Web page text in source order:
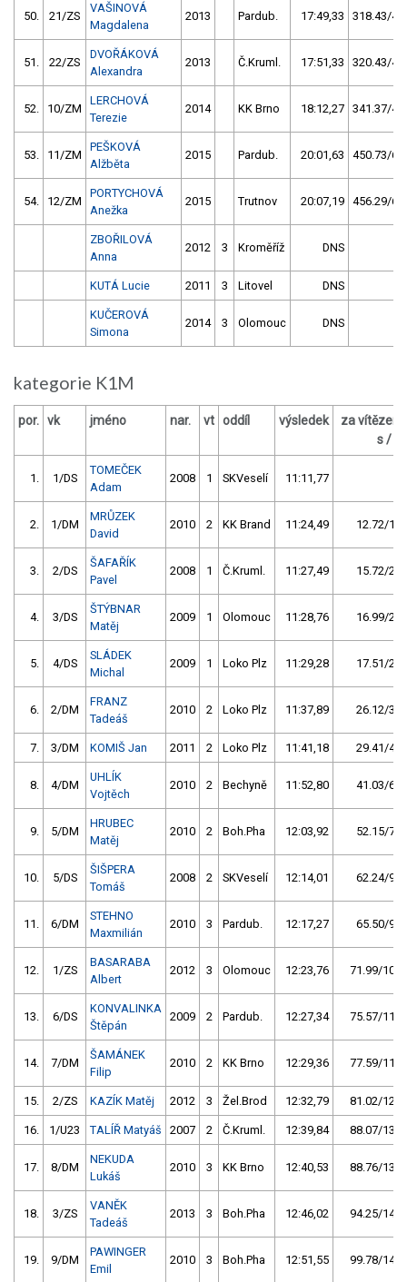
50. 21/ZS
VAŠINOVÁ
Magdalena
2013 Pardub. 17:49,33 318.43/
51. 22/ZS
DVOŘÁKOVÁ
Alexandra
2013 Č.Kruml. 17:51,33 320.43/
52. 10/ZM
LERCHOVÁ
Terezie
2014 KK Brno 18:12,27 341.37/
53. 11/ZM
PEŠKOVÁ
Alžběta
2015 Pardub. 20:01,63 450.73/
54. 12/ZM
PORTYCHOVÁ
Anežka
2015 Trutnov 20:07,19 456.29/
ZBOŘILOVÁ
Anna
2012 3 Kroměříž DNS
KUTÁ Lucie 2011 3 Litovel DNS
KUČEROVÁ
Simona
2014 3 Olomouc DNS
kategorie K1M
por. vk jméno nar. vt oddíl výsledek
za vítězem
s / %
1. 1/DS
TOMEČEK
Adam
2008 1 SKVeselí 11:11,77
2. 1/DM
MRŮZEK
David
2010 2 KK Brand 11:24,49 12.72/1,9
3. 2/DS
ŠAFAŘÍK
Pavel
2008 1 Č.Kruml. 11:27,49 15.72/2,3
4. 3/DS
ŠTÝBNAR
Matěj
2009 1 Olomouc 11:28,76 16.99/2,5
5. 4/DS
SLÁDEK
Michal
2009 1 Loko Plz 11:29,28 17.51/2,6
6. 2/DM
FRANZ
Tadeáš
2010 2 Loko Plz 11:37,89 26.12/3,9
7. 3/DM KOMIŠ Jan 2011 2 Loko Plz 11:41,18 29.41/4,4
8. 4/DM
UHLÍK
Vojtěch
2010 2 Bechyně 11:52,80 41.03/6,1
9. 5/DM
HRUBEC
Matěj
2010 2 Boh.Pha 12:03,92 52.15/7,8
10. 5/DS
ŠIŠPERA
Tomáš
2008 2 SKVeselí 12:14,01 62.24/9,3
11. 6/DM
STEHNO
Maxmilián
2010 3 Pardub. 12:17,27 65.50/9,8
12. 1/ZS
BASARABA
Albert
2012 3 Olomouc 12:23,76 71.99/10,7
13. 6/DS
KONVALINKA
Štěpán
2009 2 Pardub. 12:27,34 75.57/11,2
14. 7/DM
ŠAMÁNEK
Filip
2010 2 KK Brno 12:29,36 77.59/11,6
15. 2/ZS KAZÍK Matěj 2012 3 Žel.Brod 12:32,79 81.02/12,1
16. 1/U23 TALÍŘ Matyáš 2007 2 Č.Kruml. 12:39,84 88.07/13,1
17. 8/DM
NEKUDA
Lukáš
2010 3 KK Brno 12:40,53 88.76/13,2
18. 3/ZS
VANĚK
Tadeáš
2013 3 Boh.Pha 12:46,02 94.25/14,0
19. 9/DM
PAWINGER
Emil
2010 3 Boh.Pha 12:51,55 99.78/14,9